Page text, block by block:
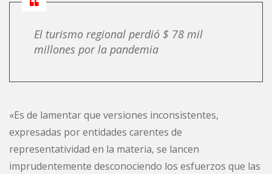
El turismo regional perdió $ 78 mil
millones por la pandemia
«Es de lamentar que versiones inconsistentes,
expresadas por entidades carentes de
representatividad en la materia, se lancen
imprudentemente desconociendo los esfuerzos que las